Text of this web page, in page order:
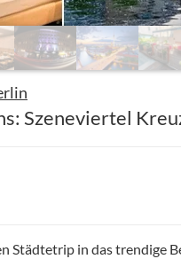
Szeneviertel
Städtetrip in das trendige